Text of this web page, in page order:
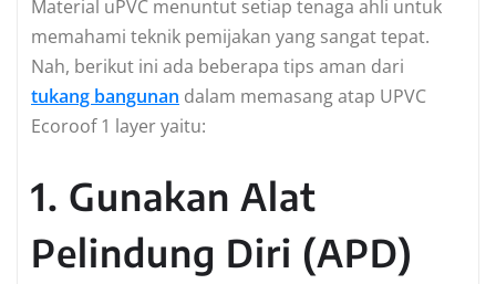
Material uPVC menuntut setiap tenaga ahli untuk
memahami teknik pemijakan yang sangat tepat.
Nah, berikut ini ada beberapa tips aman dari
tukang bangunan dalam memasang atap UPVC
Ecoroof 1 layer yaitu:
1. Gunakan Alat
Pelindung Diri (APD)